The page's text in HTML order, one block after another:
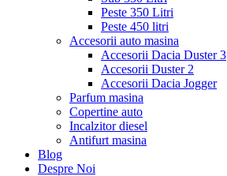
Peste 350 Litri
Peste 450 litri
Accesorii auto masina
Accesorii Dacia Duster 3
Accesorii Duster 2
Accesorii Dacia Jogger
Parfum masina
Copertine auto
Incalzitor diesel
Antifurt masina
Blog
Despre Noi